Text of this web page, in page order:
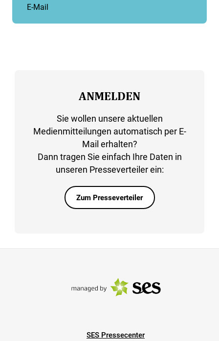
E-Mail
ANMELDEN
Sie wollen unsere aktuellen
Medienmitteilungen automatisch per E-
Mail erhalten?
Dann tragen Sie einfach Ihre Daten in
unseren Presseverteiler ein:
Zum Presseverteiler
SES Pressecenter